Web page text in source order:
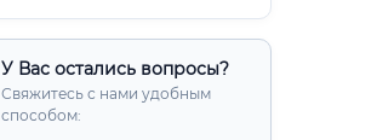
У Вас остались вопросы?
Свяжитесь с нами удобным
способом: